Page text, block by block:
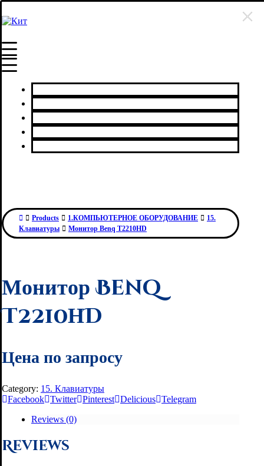
Products 1.КОМПЬЮТЕРНОЕ ОБОРУДОВАНИЕ
15.
Клавиатуры
Монитор Benq T2210НD
Монитор Benq
T2210НD
Цена по запросу
Category: 15. Клавиатуры
Facebook Twitter Pinterest Delicious Telegram
Reviews (0)
Reviews